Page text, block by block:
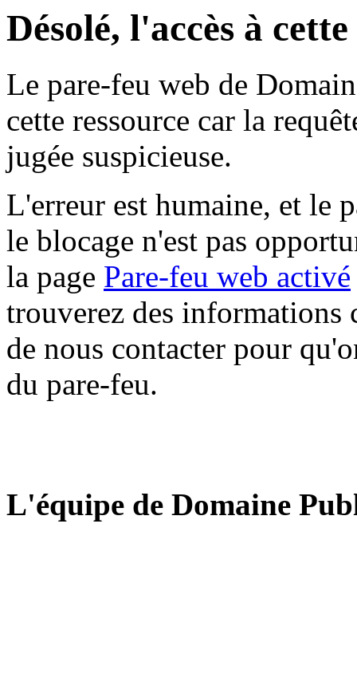
Désolé, l'accès à
Le pare-feu web de
cette ressource car la
jugée suspicieuse.
L'erreur est humaine, et le
le blocage n'est pas
la page Pare-feu web activé
trouverez des informations
de nous contacter pour
du pare-feu.
L'équipe de Domaine